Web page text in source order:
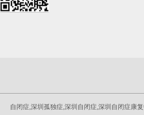
自闭症,深圳孤独症,深圳自闭症,深圳自闭症康